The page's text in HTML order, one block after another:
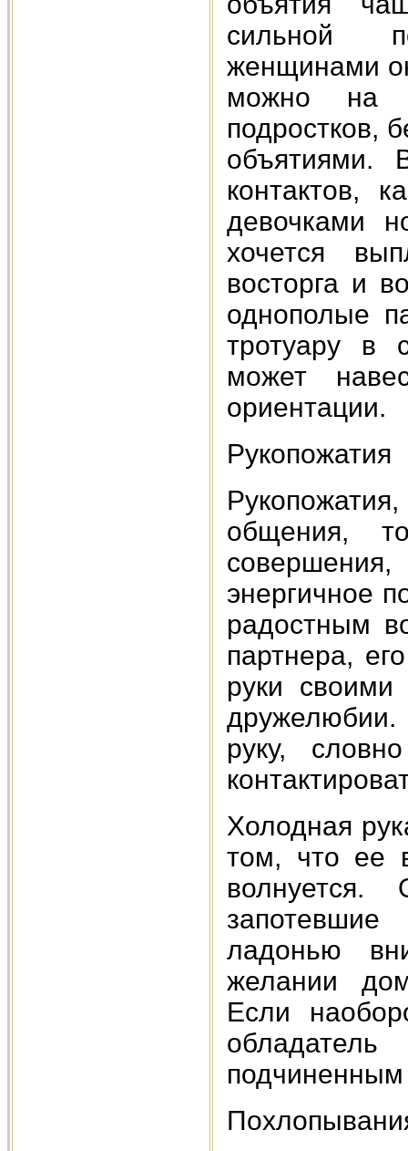
сильной
женщинами
можно на
подростков,
объятиями.
контактов,
девочками
хочется
восторга и
однополые
тротуару в
может
ориентации.
Рукопожатия
общения,
энергичное
радостным
партнера,
руки своими
руку,
Холодная
том, что ее
ладонью
желании
Если
подчиненным